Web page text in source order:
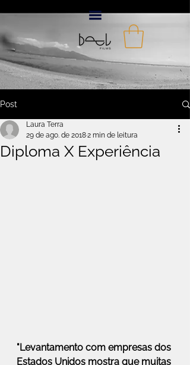
Post
Diploma X Experiência
Laura Terra
29 de ago. de 20182 min de leitura
"Levantamento com empresas dos
Estados Unidos mostra que muitas